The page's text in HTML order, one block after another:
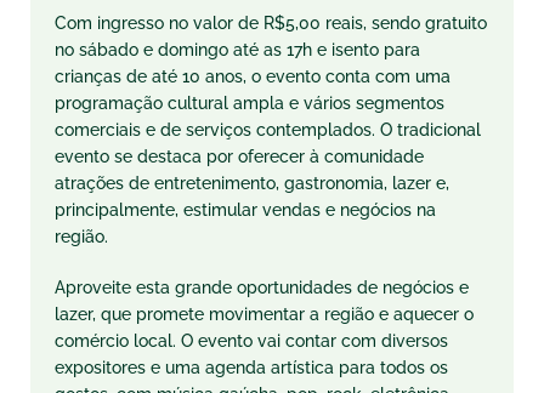
Com ingresso no valor de R$5,00 reais, sendo gratuito
no sábado e domingo até as 17h e isento para
crianças de até 10 anos, o evento conta com uma
programação cultural ampla e vários segmentos
comerciais e de serviços contemplados. O tradicional
evento se destaca por oferecer à comunidade
atrações de entretenimento, gastronomia, lazer e,
principalmente, estimular vendas e negócios na
região.
Aproveite esta grande oportunidades de negócios e
lazer, que promete movimentar a região e aquecer o
comércio local. O evento vai contar com diversos
expositores e uma agenda artística para todos os